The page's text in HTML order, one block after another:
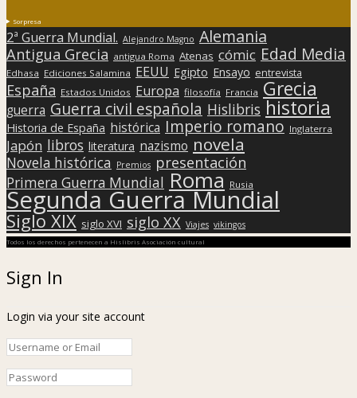
Sorpresa
2ª Guerra Mundial. Alejandro Magno Alemania
Antigua Grecia antigua Roma Atenas cómic Edad Media
Edhasa Ediciones Salamina EEUU Egipto Ensayo entrevista
España Estados Unidos Europa filosofía Francia Grecia
guerra Guerra civil española Hislibris historia
Historia de España histórica Imperio romano Inglaterra
Japón libros literatura nazismo novela
Novela histórica Premios presentación
Primera Guerra Mundial Roma Rusia
Segunda Guerra Mundial
Siglo XIX siglo XVI siglo XX Viajes vikingos
Todos los derechos pertenecen a Hislibris Asociación cultural
Sign In
Login via your site account